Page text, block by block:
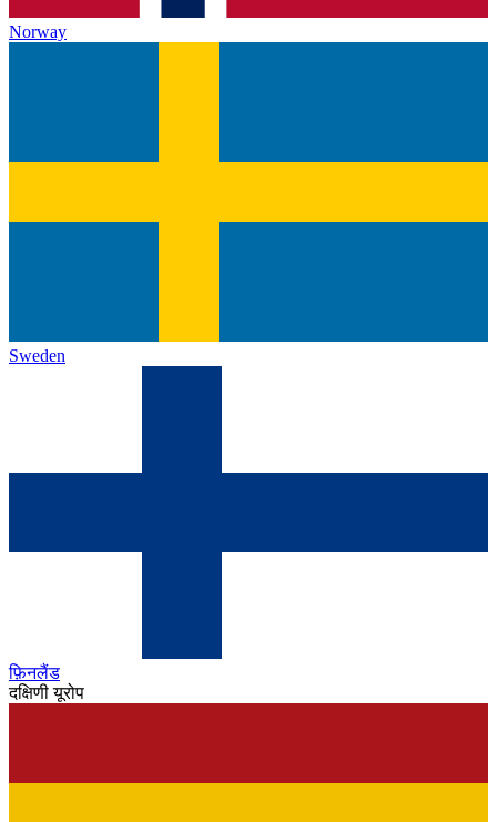
Norway
Sweden
फ़िनलैंड
दक्षिणी यूरोप